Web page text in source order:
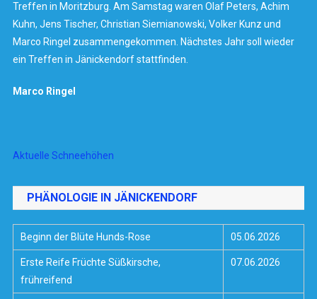
Treffen in Moritzburg. Am Samstag waren Olaf Peters, Achim
Kuhn, Jens Tischer, Christian Siemianowski, Volker Kunz und
Marco Ringel zusammengekommen. Nächstes Jahr soll wieder
ein Treffen in Jänickendorf stattfinden.
Marco Ringel
Aktuelle Schneehöhen
PHÄNOLOGIE IN JÄNICKENDORF
Beginn der Blüte Hunds-Rose 05.06.2026
Erste Reife Früchte Süßkirsche,
frühreifend
07.06.2026